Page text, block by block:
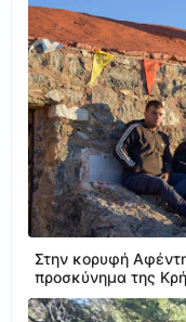
Στην κορυφή
προσκύνημα της